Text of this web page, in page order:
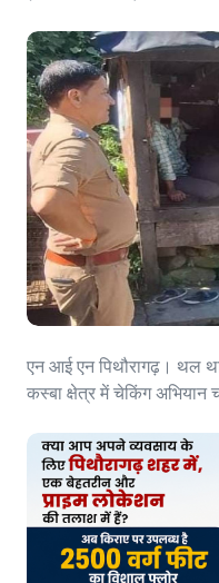
एन आई एन पिथौरागढ़। थल
कस्बा क्षेत्र में चेकिंग अभियान